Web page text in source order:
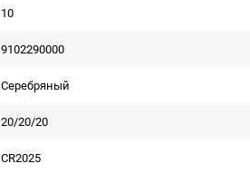
10
9102290000
Серебряный
20/20/20
CR2025